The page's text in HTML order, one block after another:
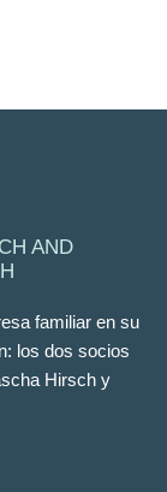
AND
familiar en su
los dos socios
Hirsch y